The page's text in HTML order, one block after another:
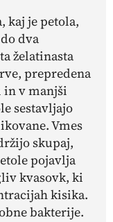
kaj je petola,
dva
želatinasta
prepredena
v manjši
sestavljajo
Vmes
skupaj,
pojavlja
kvasovk, ki
kisika.
bakterije.